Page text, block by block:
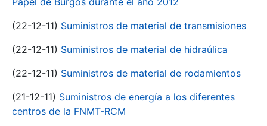
(22-12-11) Suministros de material de transmisiones
(22-12-11) Suministros de material de hidraúlica
(22-12-11) Suministros de material de rodamientos
(21-12-11) Suministros de energía a los diferentes
centros de la FNMT-RCM